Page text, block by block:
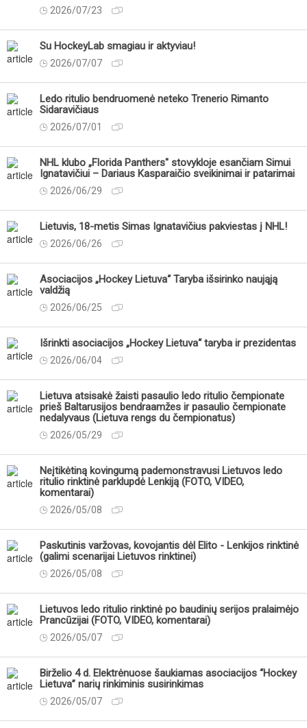
2026/07/23
Su HockeyLab smagiau ir aktyviau!
2026/07/07
Ledo ritulio bendruomenė neteko Trenerio Rimanto
Sidaravičiaus
2026/07/01
NHL klubo „Florida Panthers" stovykloje esančiam Simui
Ignatavičiui – Dariaus Kasparaičio sveikinimai ir patarimai
2026/06/29
Lietuvis, 18-metis Simas Ignatavičius pakviestas į NHL!
2026/06/26
Asociacijos „Hockey Lietuva“ Taryba išsirinko naująją
valdžią
2026/06/25
Išrinkti asociacijos „Hockey Lietuva“ taryba ir prezidentas
2026/06/04
Lietuva atsisakė žaisti pasaulio ledo ritulio čempionate
prieš Baltarusijos bendraamžes ir pasaulio čempionate
nedalyvaus (Lietuva rengs du čempionatus)
2026/05/29
Neįtikėtiną kovingumą pademonstravusi Lietuvos ledo
ritulio rinktinė parklupdė Lenkiją (FOTO, VIDEO,
komentarai)
2026/05/08
Paskutinis varžovas, kovojantis dėl Elito - Lenkijos rinktinė
(galimi scenarijai Lietuvos rinktinei)
2026/05/08
Lietuvos ledo ritulio rinktinė po baudinių serijos pralaimėjo
Prancūzijai (FOTO, VIDEO, komentarai)
2026/05/07
Birželio 4 d. Elektrėnuose šaukiamas asociacijos “Hockey
Lietuva” narių rinkiminis susirinkimas
2026/05/07